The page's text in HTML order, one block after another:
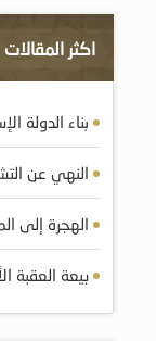
اكثر
بناء الدولة
النهي عن
الهجرة إلى
بيعة العقبة